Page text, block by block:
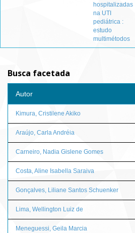
hospitalizadas
na UTI
pediátrica :
estudo
multimétodos
Busca facetada
Autor
Kimura, Cristilene Akiko
Araújo, Carla Andréia
Carneiro, Nadia Gislene Gomes
Costa, Aline Isabella Saraiva
Gonçalves, Liliane Santos Schuenker
Lima, Wellington Luiz de
Meneguessi, Geila Marcia